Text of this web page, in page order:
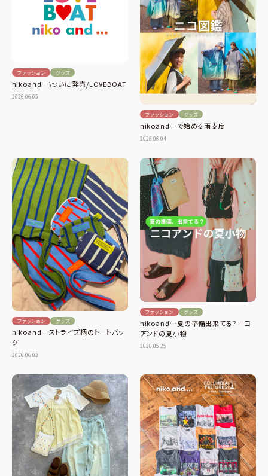
ファッション グッズ
nikoand…\ついに発売/LOVEBOAT
2026.06.05
ファッション グッズ
nikoand…で始める雨支度
2026.06.04
ファッション グッズ
nikoand…ストライプ柄のトートバッ
グ
2026.06.02
ファッション グッズ
nikoand…夏の準備出来てる? ニコ
アンドの夏小物
2026.05.25